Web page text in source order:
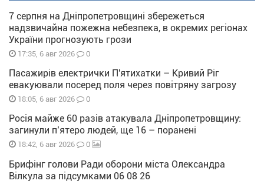
7 серпня на Дніпропетровщині збережеться
надзвичайна пожежна небезпека, в окремих регіонах
України прогнозують грози
17:35, 6 авг 2026 0
Пасажирів електрички П'ятихатки – Кривий Ріг
евакуювали посеред поля через повітряну загрозу
18:05, 6 авг 2026 0
Росія майже 60 разів атакувала Дніпропетровщину:
загинули п’ятеро людей, ще 16 – поранені
18:42, 6 авг 2026 0
Брифінг голови Ради оборони міста Олександра
Вілкула за підсумками 06 08 26